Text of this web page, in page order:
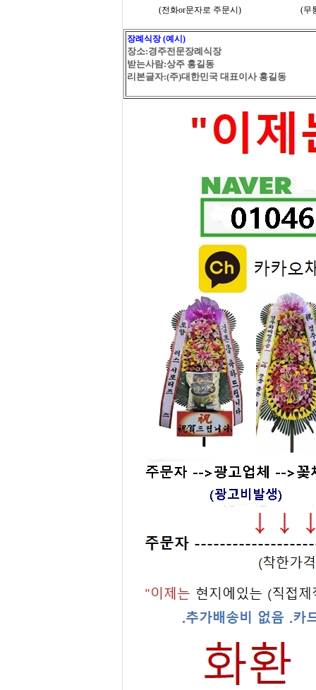
(전화or문자로 주문시) (무
장례식장 (예시)
장소:경주전문장례식장
받는사람:상주 홍길동
리본글자:(주)대한민국 대표이사 홍길동